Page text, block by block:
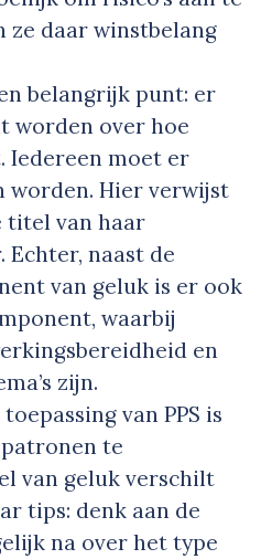
ze daar winstbelang
belangrijk punt: er
worden over hoe
Iedereen moet er
Hier verwijst
titel van haar
naast de
van geluk is er ook
waarbij
en
zijn.
van PPS is
te
van geluk verschilt
tips: denk aan de
na over het type